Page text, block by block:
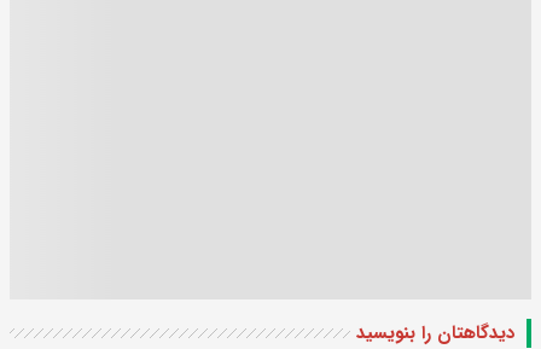
دیدگاهتان را بنویسید